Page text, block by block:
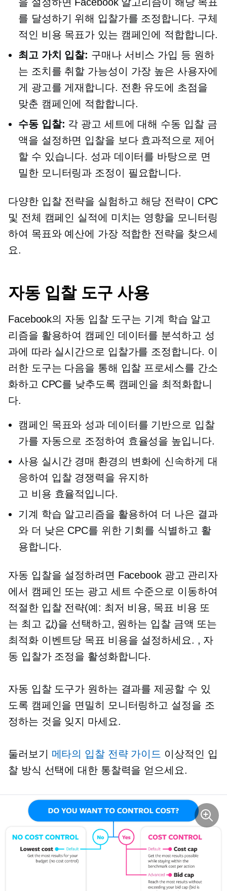
을 설정하면 Facebook 알고리즘이 해당 목표
를 달성하기 위해 입찰가를 조정합니다. 구체
적인 비용 목표가 있는 캠페인에 적합합니다.
최고 가치 입찰: 구매나 서비스 가입 등 원하
는 조치를 취할 가능성이 가장 높은 사용자에
게 광고를 게재합니다. 전환 유도에 초점을
맞춘 캠페인에 적합합니다.
수동 입찰: 각 광고 세트에 대해 수동 입찰 금
액을 설정하면 입찰을 보다 효과적으로 제어
할 수 있습니다. 성과 데이터를 바탕으로 면
밀한 모니터링과 조정이 필요합니다.
다양한 입찰 전략을 실험하고 해당 전략이 CPC
및 전체 캠페인 실적에 미치는 영향을 모니터링
하여 목표와 예산에 가장 적합한 전략을 찾으세
요.
자동 입찰 도구 사용
Facebook의 자동 입찰 도구는 기계 학습 알고
리즘을 활용하여 캠페인 데이터를 분석하고 성
과에 따라 실시간으로 입찰가를 조정합니다. 이
러한 도구는 다음을 통해 입찰 프로세스를 간소
화하고 CPC를 낮추도록 캠페인을 최적화합니
다.
캠페인 목표와 성과 데이터를 기반으로 입찰
가를 자동으로 조정하여 효율성을 높입니다.
사용 실시간경매 환경의 변화에 ​​신속하게 대
응하여 입찰 경쟁력을 유지하
고 비용 효율적입니다.
기계 학습 알고리즘을 활용하여 더 나은 결과
와 더 낮은 CPC를 위한 기회를 식별하고 활
용합니다.
자동 입찰을 설정하려면 Facebook 광고 관리자
에서 캠페인 또는 광고 세트 수준으로 이동하여
적절한 입찰 전략(예: 최저 비용, 목표 비용 또
는 최고 값)을 선택하고, 원하는 입찰 금액 또는
최적화 이벤트당 목표 비용을 설정하세요. , 자
동 입찰가 조정을 활성화합니다.
자동 입찰 도구가 원하는 결과를 제공할 수 있
도록 캠페인을 면밀히 모니터링하고 설정을 조
정하는 것을 잊지 마세요.
둘러보기 메타의 입찰 전략 가이드 이상적인 입
찰 방식 선택에 대한 통찰력을 얻으세요.